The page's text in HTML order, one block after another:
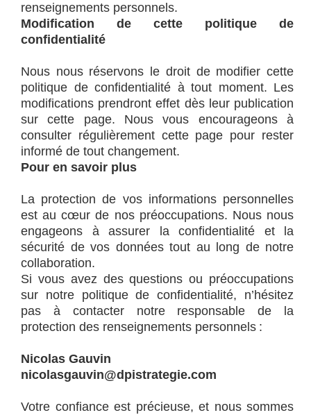
renseignements personnels.
Modification de cette politique de
confidentialité
Nous nous réservons le droit de modifier cette
politique de confidentialité à tout moment. Les
modifications prendront effet dès leur publication
sur cette page. Nous vous encourageons à
consulter régulièrement cette page pour rester
informé de tout changement.
Pour en savoir plus
La protection de vos informations personnelles
est au cœur de nos préoccupations. Nous nous
engageons à assurer la confidentialité et la
sécurité de vos données tout au long de notre
collaboration.
Si vous avez des questions ou préoccupations
sur notre politique de confidentialité, n’hésitez
pas à contacter notre responsable de la
protection des renseignements personnels :
Nicolas Gauvin
nicolasgauvin@dpistrategie.com
Votre confiance est précieuse, et nous sommes